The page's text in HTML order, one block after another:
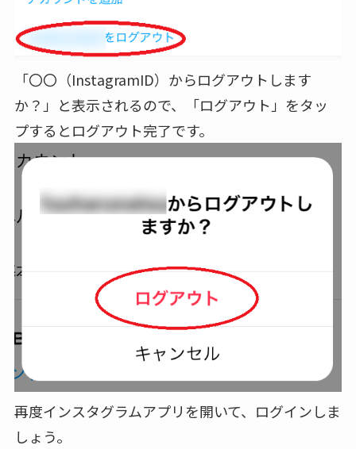
「〇〇（InstagramID）からログアウトします
か？」と表示されるので、「ログアウト」をタッ
プするとログアウト完了です。
再度インスタグラムアプリを開いて、ログインしま
しょう。